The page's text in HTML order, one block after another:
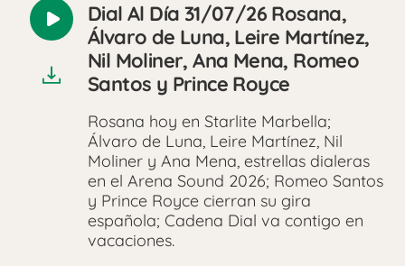
Reproducir
audio
Dial Al Día 31/07/26 Rosana,
Álvaro de Luna, Leire Martínez,
Nil Moliner, Ana Mena, Romeo
Santos y Prince Royce
Rosana hoy en Starlite Marbella;
Álvaro de Luna, Leire Martínez, Nil
Moliner y Ana Mena, estrellas dialeras
en el Arena Sound 2026; Romeo Santos
y Prince Royce cierran su gira
española; Cadena Dial va contigo en
vacaciones.